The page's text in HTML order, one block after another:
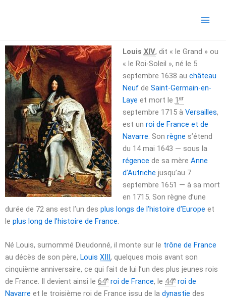
Louis XIV, dit « le Grand » ou
« le Roi-Soleil », né le 5
septembre 1638 au château
Neufde Saint-Germain-en-
Laye et mort le 1er
septembre 1715à Versailles,
est un roi de France et de
Navarre. Son règne s’étend
du 14 mai 1643 — sous la
régence de sa mère Anne
d’Autriche jusqu’au 7
septembre 1651 — à sa mort
en 1715. Son règne d’une
durée de 72 ans est l’un des plus longs de l’histoire d’Europe et
le plus long de l’histoire de France.
Né Louis, surnommé Dieudonné, il monte sur le trône de France
au décès de son père, Louis XIII , quelques mois avant son
cinquième anniversaire, ce qui fait de lui l’un des plus jeunes rois
de France. Il devient ainsi le 64e roi de France, le 44e roi de
Navarre et le troisième roi de France issu de la dynastie des